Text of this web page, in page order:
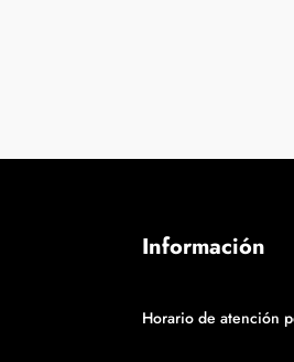
Información
Horario de atención